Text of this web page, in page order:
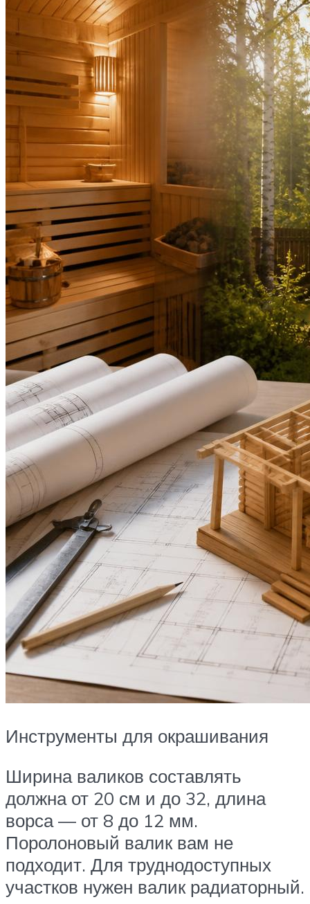
Инструменты для окрашивания
Ширина валиков составлять
должна от 20 см и до 32, длина
ворса — от 8 до 12 мм.
Поролоновый валик вам не
подходит. Для труднодоступных
участков нужен валик радиаторный.